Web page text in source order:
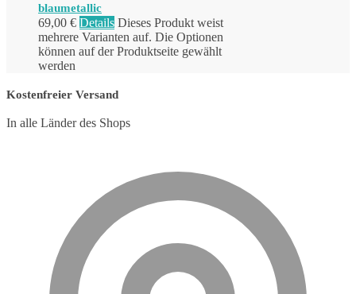
blaumetallic
69,00 € Details Dieses Produkt weist
mehrere Varianten auf. Die Optionen
können auf der Produktseite gewählt
werden
Kostenfreier Versand
In alle Länder des Shops